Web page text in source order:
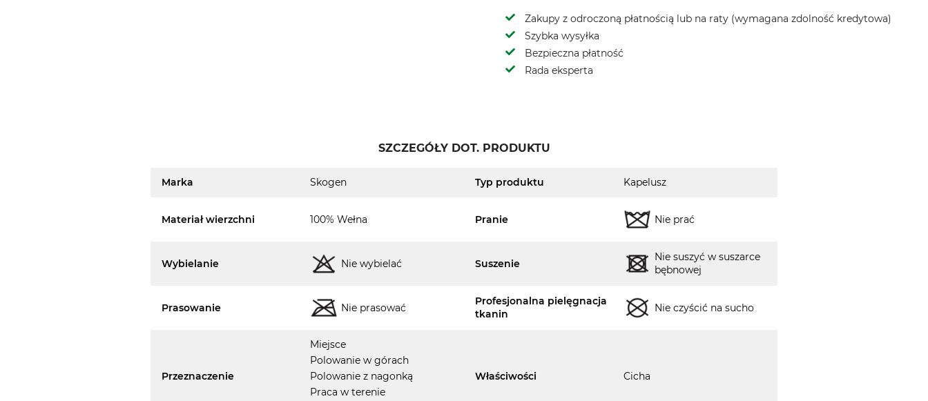
Zakupy z odroczoną płatnością lub na raty (wymagana zdolność kredytowa)
Szybka wysyłka
Bezpieczna płatność
Rada eksperta
SZCZEGÓŁY DOT. PRODUKTU
Marka Skogen Typ produktu Kapelusz
Materiał wierzchni 100% Wełna Pranie Nie prać
Wybielanie Nie wybielać Suszenie
Nie suszyć w suszarce
bębnowej
Prasowanie Nie prasować
Profesjonalna pielęgnacja
tkanin
Nie czyścić na sucho
Przeznaczenie
Miejsce
Polowanie w górach
Polowanie z nagonką
Praca w terenie
Właściwości Cicha